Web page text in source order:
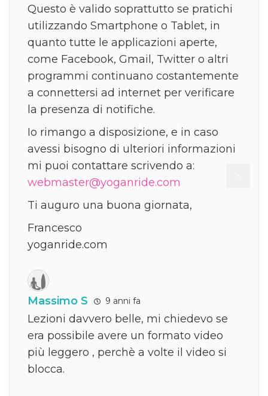
Questo è valido soprattutto se pratichi
utilizzando Smartphone o Tablet, in
quanto tutte le applicazioni aperte,
come Facebook, Gmail, Twitter o altri
programmi continuano costantemente
a connettersi ad internet per verificare
la presenza di notifiche.
Io rimango a disposizione, e in caso
avessi bisogno di ulteriori informazioni
mi puoi contattare scrivendo a:
webmaster@yoganride.com
Ti auguro una buona giornata,
Francesco
yoganride.com
Massimo S 9 anni fa
Lezioni davvero belle, mi chiedevo se
era possibile avere un formato video
più leggero , perchè a volte il video si
blocca.